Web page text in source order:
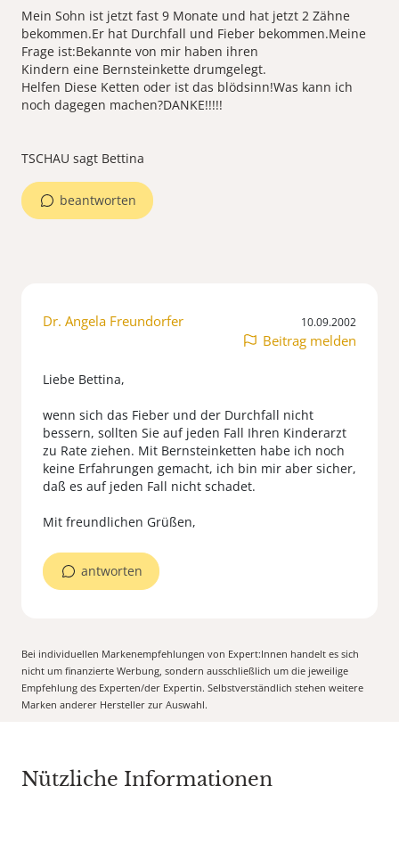
Mein Sohn ist jetzt fast 9 Monate und hat jetzt 2 Zähne
bekommen.Er hat Durchfall und Fieber bekommen.Meine
Frage ist:Bekannte von mir haben ihren
Kindern eine Bernsteinkette drumgelegt.
Helfen Diese Ketten oder ist das blödsinn!Was kann ich
noch dagegen machen?DANKE!!!!!
TSCHAU sagt Bettina
beantworten
Dr. Angela Freundorfer 10.09.2002
Beitrag melden
Liebe Bettina,
wenn sich das Fieber und der Durchfall nicht
bessern, sollten Sie auf jeden Fall Ihren Kinderarzt
zu Rate ziehen. Mit Bernsteinketten habe ich noch
keine Erfahrungen gemacht, ich bin mir aber sicher,
daß es auf jeden Fall nicht schadet.
Mit freundlichen Grüßen,
antworten
Bei individuellen Markenempfehlungen von Expert:Innen handelt es sich
nicht um finanzierte Werbung, sondern ausschließlich um die jeweilige
Empfehlung des Experten/der Expertin. Selbstverständlich stehen weitere
Marken anderer Hersteller zur Auswahl.
Nützliche Informationen